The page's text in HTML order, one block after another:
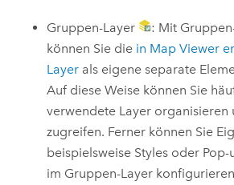
Gruppen-Layer
: Mit
können Sie die in Map Viewer
Layer als eigene separate
Auf diese Weise können Sie
verwendete Layer organisieren
zugreifen. Ferner können Sie
beispielsweise Styles oder Pop-
im Gruppen-Layer